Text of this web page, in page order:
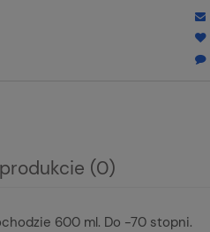
(0)
600 ml. Do -70 stopni.